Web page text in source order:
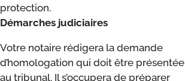
protection.
Démarches judiciaires
Votre notaire rédigera la demande
d’homologation qui doit être présentée
au tribunal. Il s’occupera de préparer